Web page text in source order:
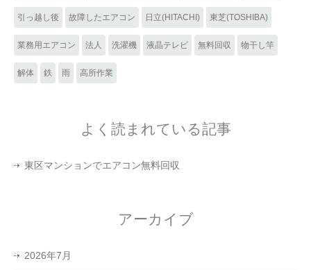
引っ越し後 故障したエアコン 日立(HITACHI) 東芝(TOSHIBA)
業務用エアコン 法人 洗濯機 液晶テレビ 無料回収 物干し竿
解体 鉄 雨 高所作業
よく読まれている記事
東区マンションでエアコン無料回収
アーカイブ
2026年7月